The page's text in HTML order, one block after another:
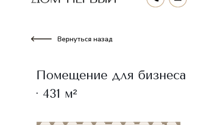
Вернуться назад
Помещение для бизнеса
· 431 м²